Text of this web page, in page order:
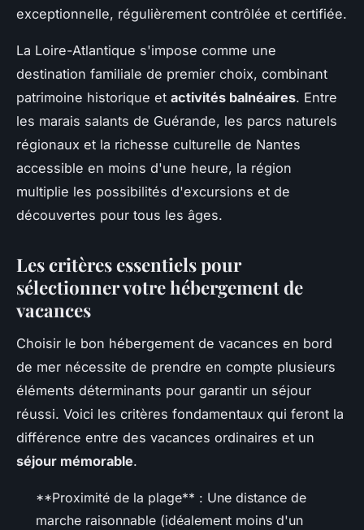
exceptionnelle, régulièrement contrôlée et certifiée.
La Loire-Atlantique s'impose comme une
destination familiale de premier choix, combinant
patrimoine historique et activités balnéaires. Entre
les marais salants de Guérande, les parcs naturels
régionaux et la richesse culturelle de Nantes
accessible en moins d'une heure, la région
multiplie les possibilités d'excursions et de
découvertes pour tous les âges.
Les critères essentiels pour
sélectionner votre hébergement de
vacances
Choisir le bon hébergement de vacances en bord
de mer nécessite de prendre en compte plusieurs
éléments déterminants pour garantir un séjour
réussi. Voici les critères fondamentaux qui feront la
différence entre des vacances ordinaires et un
séjour mémorable.
**Proximité de la plage** : Une distance de
marche raisonnable (idéalement moins d'un